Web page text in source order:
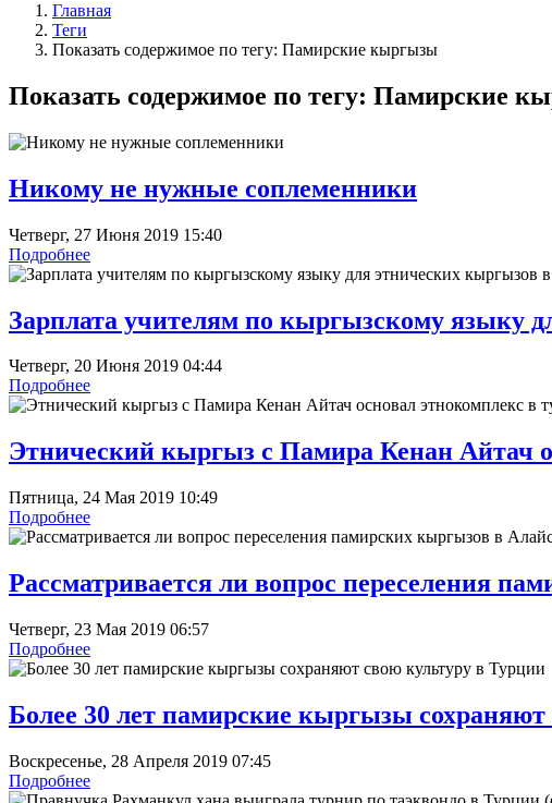
Главная
Теги
Показать содержимое по тегу: Памирские кыргызы
Показать содержимое по тегу: Памирские
Никому не нужные соплеменники
Четверг, 27 Июня 2019 15:40
Подробнее
Зарплата учителям по кыргызскому языку
Четверг, 20 Июня 2019 04:44
Подробнее
Этнический кыргыз с Памира Кенан Айтач
Пятница, 24 Мая 2019 10:49
Подробнее
Рассматривается ли вопрос переселения
Четверг, 23 Мая 2019 06:57
Подробнее
Более 30 лет памирские кыргызы
Воскресенье, 28 Апреля 2019 07:45
Подробнее